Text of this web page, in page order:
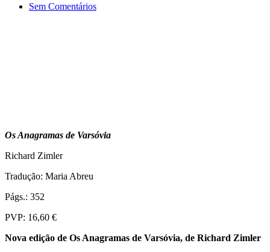
Sem Comentários
Os Anagramas de Varsóvia
Richard Zimler
Tradução: Maria Abreu
Págs.: 352
PVP: 16,60 €
Nova edição de Os Anagramas de Varsóvia, de Richard Zimler